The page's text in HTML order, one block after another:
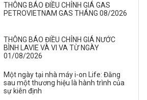
THÔNG BÁO ĐIỀU CHỈNH GIÁ GAS
PETROVIETNAM GAS THÁNG 08/2026
THÔNG BÁO ĐIỀU CHỈNH GIÁ NƯỚC
BÌNH LAVIE VÀ VI VA TỪ NGÀY
01/08/2026
Một ngày tại nhà máy i-on Life: Đằng
sau một thương hiệu là hành trình của
sự kiên định